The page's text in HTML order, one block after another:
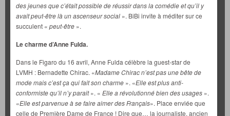
des jeunes que c’était possible de réussir dans la comédie et qu’il y
avait peut-être là un ascenseur social ». BiBi invite à méditer sur ce
succulent « peut-être ».
Le charme d’Anne Fulda.
Dans le Figaro du 16 avril, Anne Fulda célèbre la guest-star de
LVMH : Bernadette Chirac. «Madame Chirac n’est pas une bête de
mode mais c’est ça qui fait son charme ». «Elle est plusanti-
conformiste qu’il n’y parait». « Elle a révolutionné bien des usages ».
«Elle est parvenue à se faire aimer des Français». Place enviée que
celle de Première Dame de France ! Dire que… la journaliste, ancien